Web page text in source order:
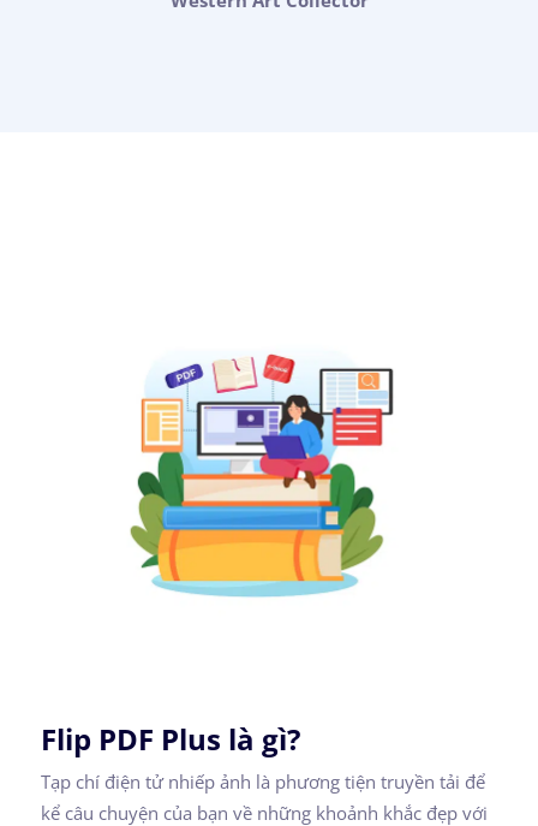
Flip PDF Plus là gì?
Tạp chí điện tử nhiếp ảnh là phương tiện truyền tải để
kể câu chuyện của bạn về những khoảnh khắc đẹp với